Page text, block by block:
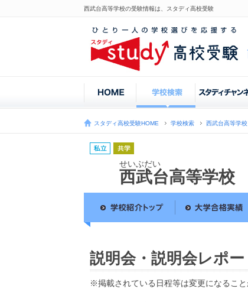
西武台高等学校の受験情報は、スタディ高校受験
スタディ高校受験HOME 学校検索 西武台高等学校
せいぶだい
西武台高等学校
説明会・説明会レポー
※掲載されている日程等は変更になるこ